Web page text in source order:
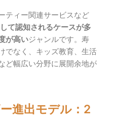
ティー関連サービスなど
て認知されるケースが多
が高いジャンルです。寿
でなく、キッズ教育、生活
ど幅広い分野に展開余地が
進出モデル：2